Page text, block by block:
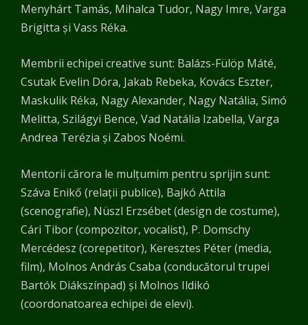
Menyhárt Tamás, Mihalca Tudor, Nagy Imre, Varga
Brigitta și Vass Réka.
Membrii echipei creative sunt: Balázs-Fülöp Máté,
Csutak Evelin Dóra, Jakab Rebeka, Kovács Eszter,
Maskulik Réka, Nagy Alexander, Nagy Natália, Simó
Melitta, Szilágyi Bence, Vad Natália Izabella, Varga
Andrea Terézia și Zabos Noémi.
Mentorii cărora le mulțumim pentru sprijin sunt:
Száva Enikő (relații publice), Bajkó Attila
(scenografie), Nüszl Erzsébet (design de costume),
Cári Tibor (compozitor, vocalist), P. Domschy
Mercédesz (corepetitor), Keresztes Péter (media,
film), Molnos András Csaba (conducătorul trupei
Bartók Diákszínpad) și Molnos Ildikó
(coordonatoarea echipei de elevi).